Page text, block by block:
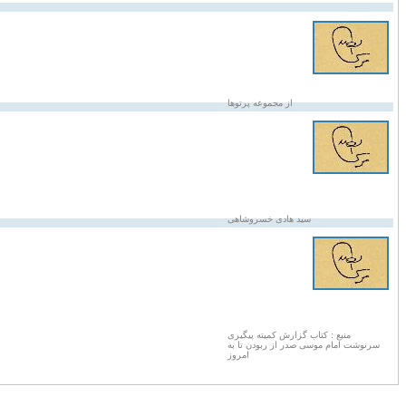
از مجموعه پرتوها
سید هادی خسروشاهی
منبع : کتاب گزارش کمیته پیگیری
سرنوشت امام موسی صدر از ربودن تا به
امروز